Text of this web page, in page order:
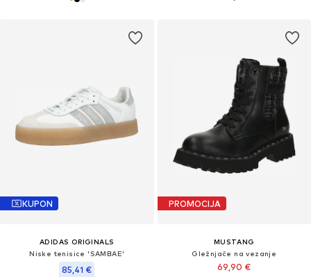
KUPON
ADIDAS ORIGINALS
Niske tenisice 'SAMBAE'
85,41 €
PROMOCIJA
MUSTANG
Gležnjače na vezanje
69,90 €